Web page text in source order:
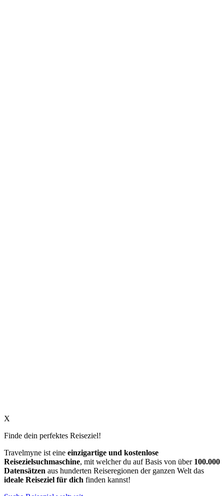
X
Finde dein perfektes Reiseziel!
Travelmyne ist eine einzigartige und kostenlose
Reisezielsuchmaschine, mit welcher du auf Basis von über 100.000
Datensätzen aus hunderten Reiseregionen der ganzen Welt das
ideale Reiseziel für dich finden kannst!